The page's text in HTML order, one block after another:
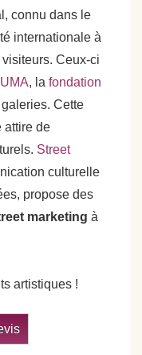
connu dans le
internationale à
Ceux-ci
, la fondation
Cette
attire de
Street
culturelle
propose des
marketing à
artistiques !